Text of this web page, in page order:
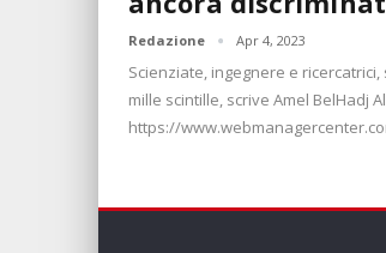
Redazione Apr 4, 2023
Scienziate, ingegnere e
mille scintille, scrive Amel BelHadj
https://